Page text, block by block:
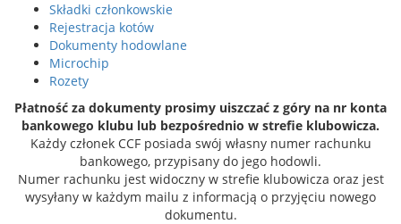
Składki członkowskie
Rejestracja kotów
Dokumenty hodowlane
Microchip
Rozety
Płatność za dokumenty prosimy uiszczać z góry na nr konta
bankowego klubu lub bezpośrednio w strefie klubowicza.
Każdy członek CCF posiada swój własny numer rachunku
bankowego, przypisany do jego hodowli.
Numer rachunku jest widoczny w strefie klubowicza oraz jest
wysyłany w każdym mailu z informacją o przyjęciu nowego
dokumentu.